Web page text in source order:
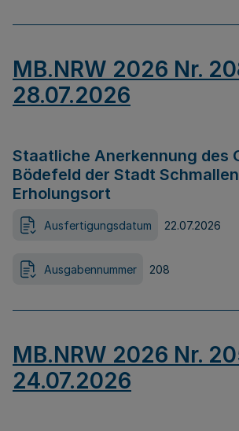
MB.NRW 2026 Nr.
28.07.2026
Staatliche Anerkennung des
Bödefeld der Stadt
Erholungsort
Ausfertigungsdatum 22.07.2026
Ausgabennummer 208
MB.NRW 2026 Nr.
24.07.2026